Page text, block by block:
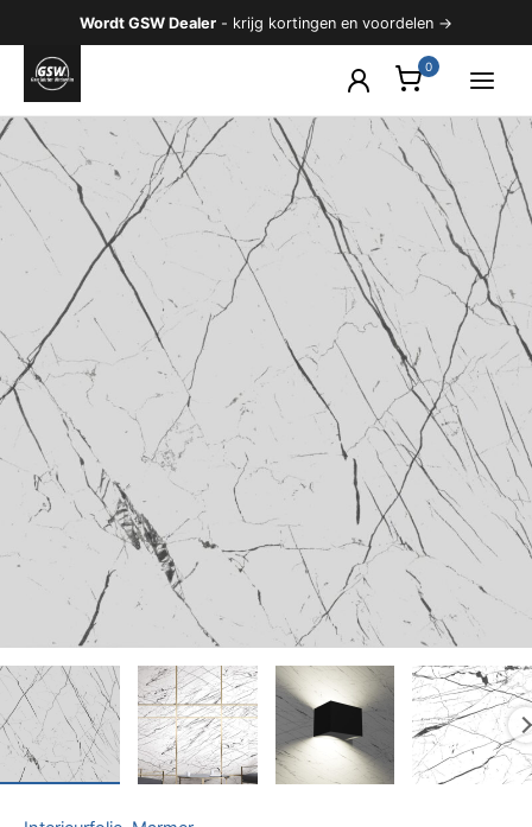
naar
inhoud
Wordt GSW Dealer - krijg kortingen en voordelen →